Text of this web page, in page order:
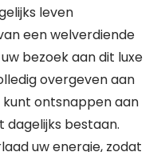
leven
een welverdiende
bezoek aan dit luxe
overgeven aan
kunt ontsnappen aan
bestaan.
uw energie, zodat